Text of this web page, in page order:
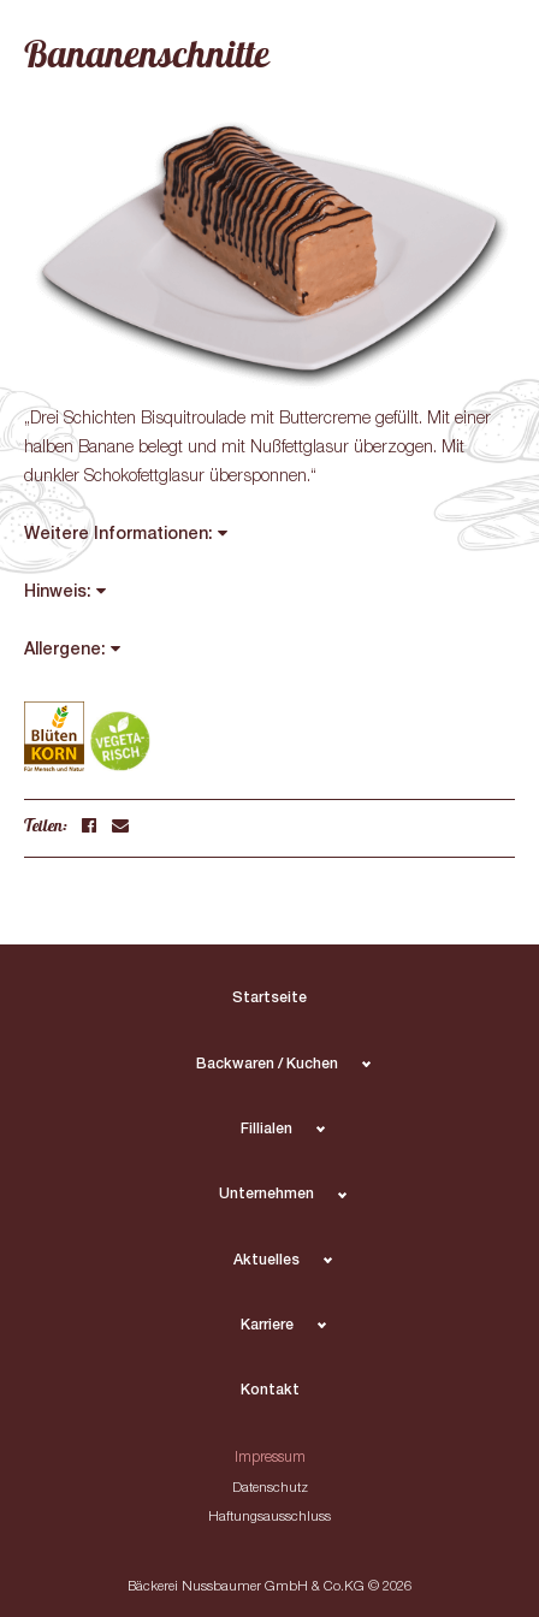
Bananenschnitte
„Drei Schichten Bisquitroulade mit Buttercreme gefüllt. Mit einer
halben Banane belegt und mit Nußfettglasur überzogen. Mit
dunkler Schokofettglasur übersponnen.“
Weitere Informationen:
Hinweis:
Allergene:
Teilen:
Startseite
Backwaren / Kuchen
Fillialen
Unternehmen
Aktuelles
Karriere
Kontakt
Impressum
Datenschutz
Haftungsausschluss
Bäckerei Nussbaumer GmbH & Co.KG © 2026